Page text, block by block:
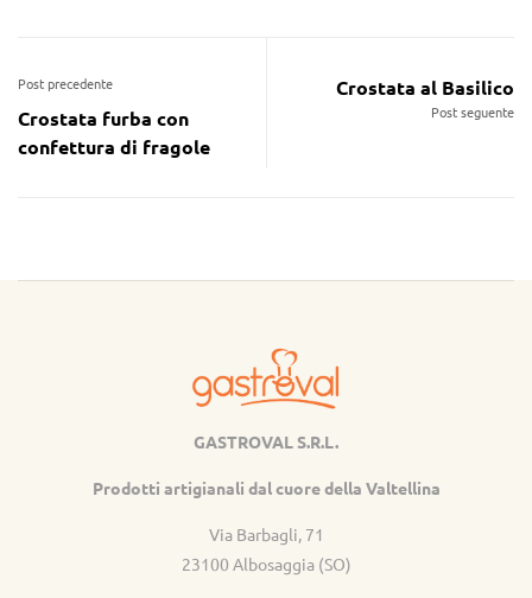
Post precedente
Crostata furba con
confettura di fragole
Post seguente
Crostata al Basilico
GASTROVAL S.R.L.
Prodotti artigianali dal cuore della Valtellina
Via Barbagli, 71
23100 Albosaggia (SO)